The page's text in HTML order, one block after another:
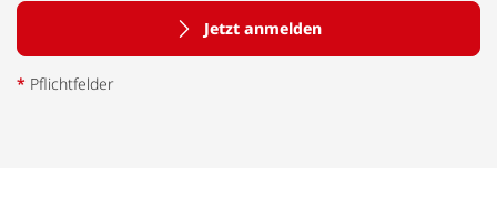
Jetzt anmelden
* Pflichtfelder